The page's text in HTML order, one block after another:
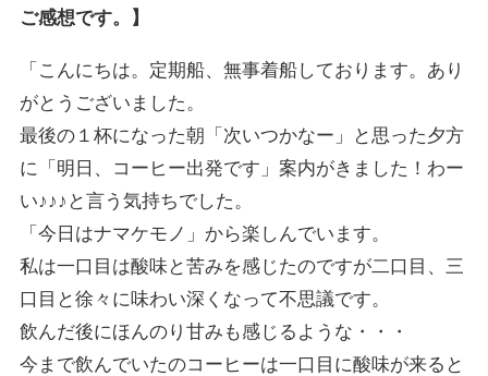
ご感想です。】
「こんにちは。定期船、無事着船しております。あり
がとうございました。
最後の１杯になった朝「次いつかなー」と思った夕方
に「明日、コーヒー出発です」案内がきました！わー
い♪♪♪と言う気持ちでした。
「今日はナマケモノ」から楽しんでいます。
私は一口目は酸味と苦みを感じたのですが二口目、三
口目と徐々に味わい深くなって不思議です。
飲んだ後にほんのり甘みも感じるような・・・
今まで飲んでいたのコーヒーは一口目に酸味が来ると